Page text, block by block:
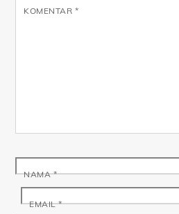
KOMENTAR *
NAMA*
EMAIL*